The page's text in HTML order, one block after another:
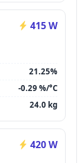
415 W
21.25%
-0.29 %/°C
24.0 kg
420 W